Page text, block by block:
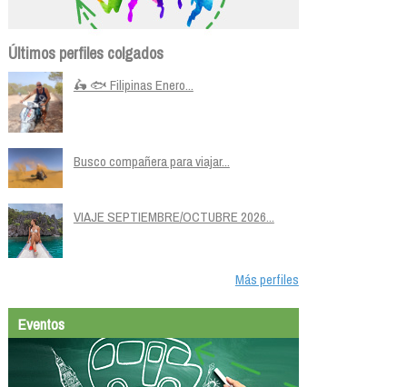
Últimos perfiles colgados
🛵 🐟 Filipinas Enero...
Busco compañera para viajar...
VIAJE SEPTIEMBRE/OCTUBRE 2026...
Más perfiles
Eventos